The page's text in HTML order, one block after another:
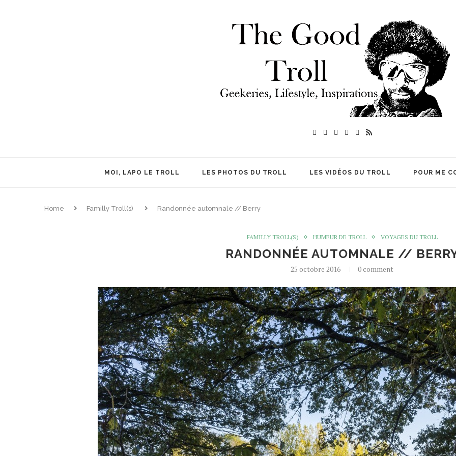
MOI, LAPO LE TROLL LES PHOTOS DU TROLL LES VIDÉOS DU TROLL POUR ME
Home Familly Troll(s) Randonnée automnale // Berry
FAMILLY TROLL(S) HUMEUR DE TROLL VOYAGES DU TROLL
RANDONNÉE AUTOMNALE //
25 octobre 2016 0 comment